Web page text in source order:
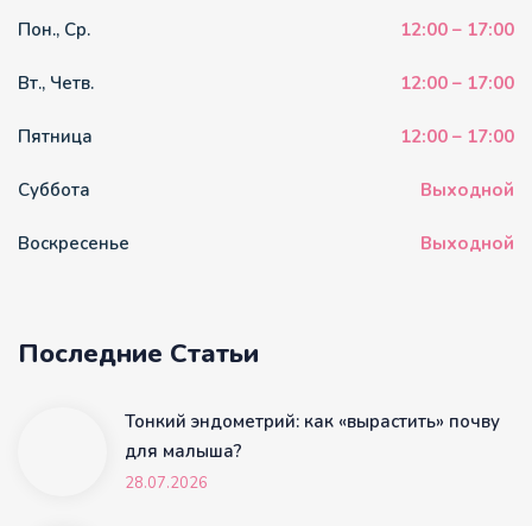
Пон., Ср. 12:00 – 17:00
Вт., Четв. 12:00 – 17:00
Пятница 12:00 – 17:00
Суббота Выходной
Воскресенье Выходной
Последние Статьи
Тонкий эндометрий: как «вырастить» почву
для малыша?
28.07.2026